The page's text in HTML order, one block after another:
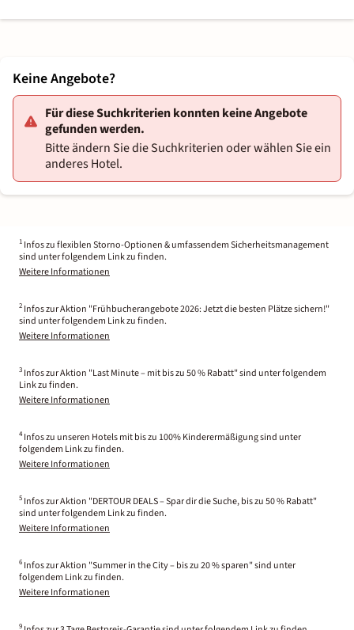
Keine Angebote?
Für diese Suchkriterien konnten keine Angebote
gefunden werden.
Bitte ändern Sie die Suchkriterien oder wählen Sie ein
anderes Hotel.
1 Infos zu flexiblen Storno-Optionen & umfassendem Sicherheitsmanagement
sind unter folgendem Link zu finden.
Weitere Informationen
2 Infos zur Aktion "Frühbucherangebote 2026: Jetzt die besten Plätze sichern!"
sind unter folgendem Link zu finden.
Weitere Informationen
3 Infos zur Aktion "Last Minute – mit bis zu 50 % Rabatt" sind unter folgendem
Link zu finden.
Weitere Informationen
4 Infos zu unseren Hotels mit bis zu 100% Kinderermäßigung sind unter
folgendem Link zu finden.
Weitere Informationen
5 Infos zur Aktion "DERTOUR DEALS – Spar dir die Suche, bis zu 50 % Rabatt"
sind unter folgendem Link zu finden.
Weitere Informationen
6 Infos zur Aktion "Summer in the City – bis zu 20 % sparen" sind unter
folgendem Link zu finden.
Weitere Informationen
9